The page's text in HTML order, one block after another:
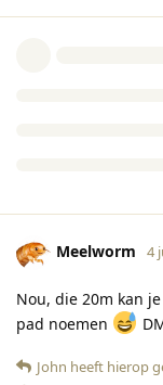
Meelworm 4
Nou, die 20m kan
pad noemen
John heeft hierop